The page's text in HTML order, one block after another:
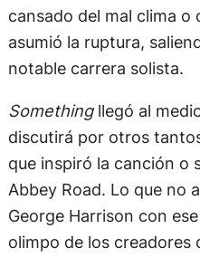
cansado del mal clima o
asumió la ruptura,
notable carrera solista.
Somethingllegó al
discutirá por otros
que inspiró la canción o
Abbey Road. Lo que no
George Harrison con
olimpo de los creadores